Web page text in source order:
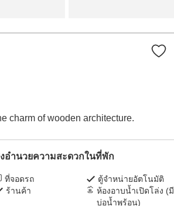
charm of wooden architecture.
อำนวยความสะดวกในที่พัก
ที่จอดรถ
ตู้จำหน่ายอัตโนมัติ
ร้านค้า
ห้องอาบน้ำเปิดโล่ง (มี
บ่อน้ำพุร้อน)